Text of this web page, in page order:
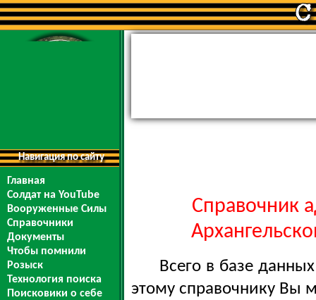
Навигация по сайту
Главная
Солдат на YouTube
Вооруженные Силы
Справочники
Документы
Чтобы помнили
Розыск
Технология поиска
Поисковики о себе
Справочник
Всего в базе
этому справочнику Вы